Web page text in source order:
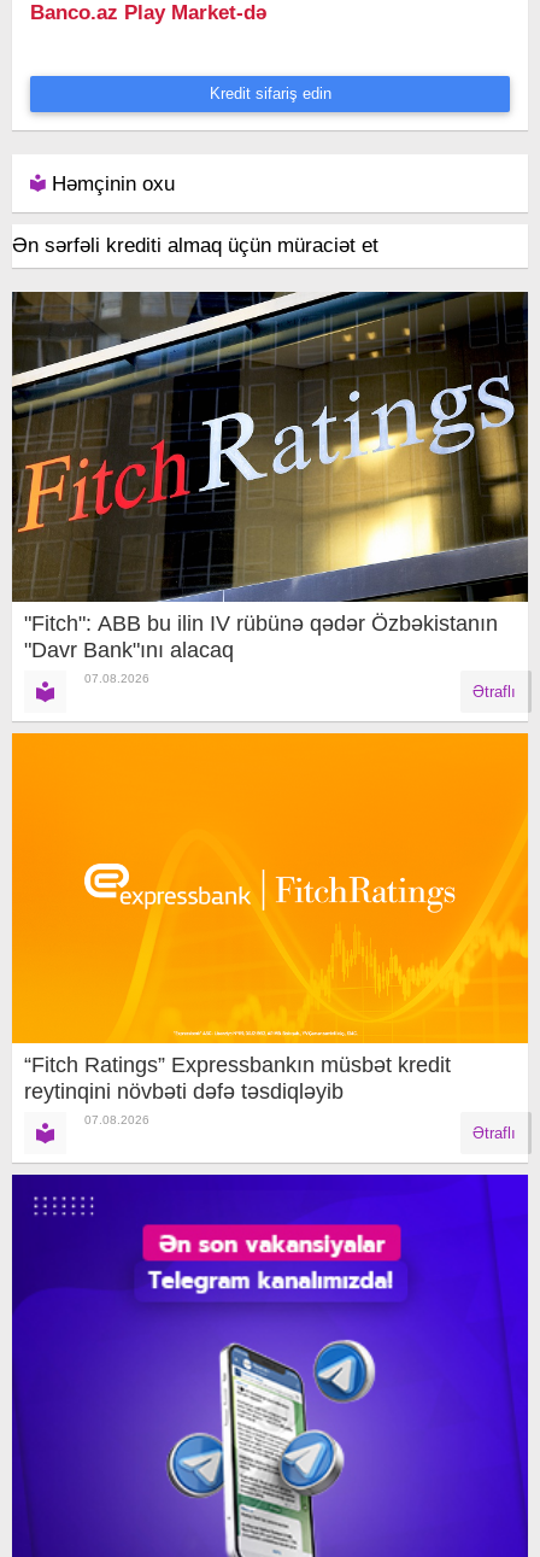
Banco.az Play Market-də
Kredit sifariş edin
Həmçinin oxu
Ən sərfəli krediti almaq üçün müraciət et
"Fitch": ABB bu ilin IV rübünə qədər Özbəkistanın
"Davr Bank"ını alacaq
07.08.2026
Ətraflı
“Fitch Ratings” Expressbankın müsbət kredit
reytinqini növbəti dəfə təsdiqləyib
07.08.2026
Ətraflı